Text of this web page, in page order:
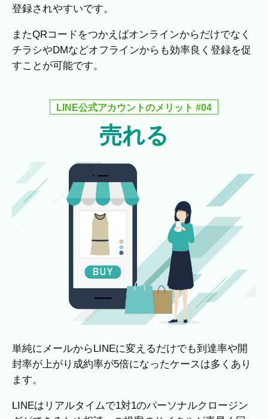
登録されやすいです。
またQRコードをつかえばオンラインからだけでなく
チラシやDMなどオフラインからも効率良く登録を促
すことが可能です。
LINE公式アカウントのメリット #04
売れる
単純にメールからLINEに変えるだけでも到達率や開
封率が上がり成約率が5倍になったケースは多くあり
ます。
LINEはリアルタイムで1対1のパーソナルクロージン